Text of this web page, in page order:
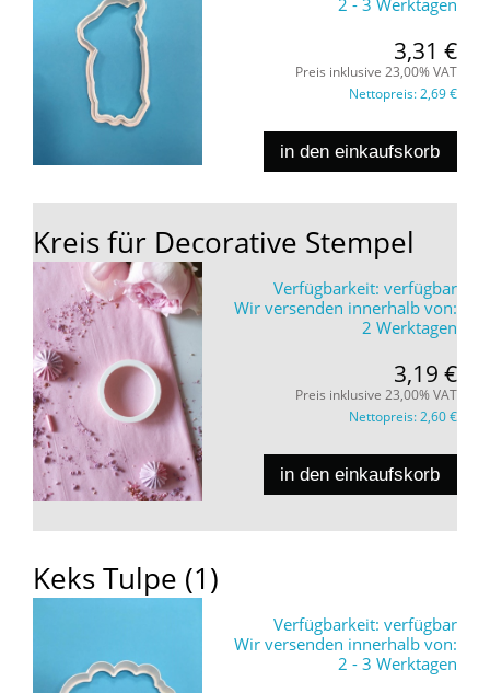
3,31 €
Preis inklusive 23,00% VAT
Nettopreis:2,69 €
in den einkaufskorb
Kreis für Decorative Stempel
Verfügbarkeit: verfügbar
Wir versenden innerhalb von:
2 Werktagen
3,19 €
Preis inklusive 23,00% VAT
Nettopreis:2,60 €
in den einkaufskorb
Keks Tulpe (1)
Verfügbarkeit: verfügbar
Wir versenden innerhalb von:
2 - 3 Werktagen